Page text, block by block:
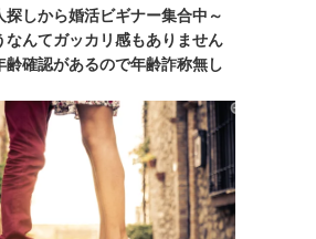
探しから婚活ビギナー集合中～
なんてガッカリ感もありません
齢確認があるので年齢詐称無し